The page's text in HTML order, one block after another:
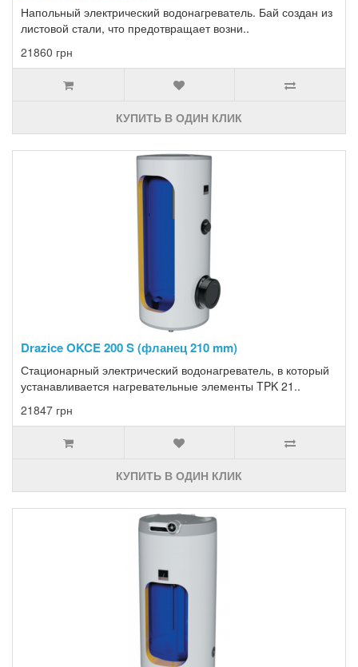
Напольный электрический водонагреватель. Бай создан из
листовой стали, что предотвращает возни..
21860 грн
КУПИТЬ В ОДИН КЛИК
Drazice OKCE 200 S (фланец 210 mm)
Стационарный электрический водонагреватель, в который
устанавливается нагревательные элементы TPK 21..
21847 грн
КУПИТЬ В ОДИН КЛИК